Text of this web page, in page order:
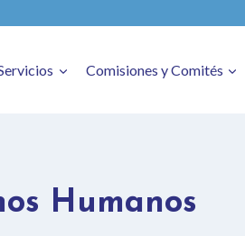
Comisiones y Comités
Humanos